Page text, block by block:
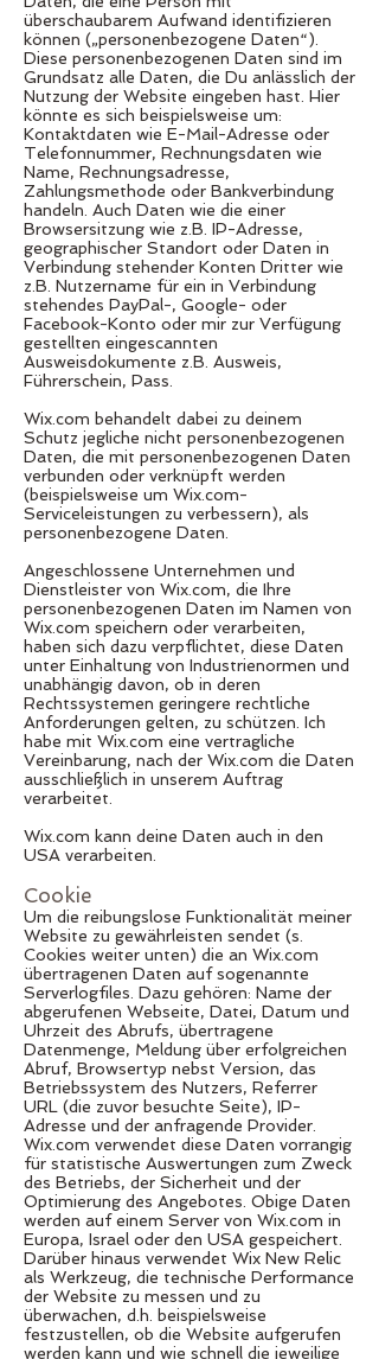
überschaubarem Aufwand identifizieren
können („personenbezogene Daten“).
Diese personenbezogenen Daten sind im
Grundsatz alle Daten, die Du anlässlich der
Nutzung der Website eingeben hast. Hier
könnte es sich beispielsweise um:
Kontaktdaten wie E-Mail-Adresse oder
Telefonnummer, Rechnungsdaten wie
Name, Rechnungsadresse,
Zahlungsmethode oder Bankverbindung
handeln. Auch Daten wie die einer
Browsersitzung wie z.B. IP-Adresse,
geographischer Standort oder Daten in
Verbindung stehender Konten Dritter wie
z.B. Nutzername für ein in Verbindung
stehendes PayPal-, Google- oder
Facebook-Konto oder mir zur Verfügung
gestellten eingescannten
Ausweisdokumente z.B. Ausweis,
Führerschein, Pass.
Wix.com behandelt dabei zu deinem
Schutz jegliche nicht personenbezogenen
Daten, die mit personenbezogenen Daten
verbunden oder verknüpft werden
(beispielsweise um Wix.com-
Serviceleistungen zu verbessern), als
personenbezogene Daten.
Angeschlossene Unternehmen und
Dienstleister von Wix.com, die Ihre
personenbezogenen Daten im Namen von
Wix.com speichern oder verarbeiten,
haben sich dazu verpflichtet, diese Daten
unter Einhaltung von Industrienormen und
unabhängig davon, ob in deren
Rechtssystemen geringere rechtliche
Anforderungen gelten, zu schützen. Ich
habe mit Wix.com eine vertragliche
Vereinbarung, nach der Wix.com die Daten
ausschließlich in unserem Auftrag
verarbeitet.
Wix.com kann deine Daten auch in den
USA verarbeiten.
Cookie
Um die reibungslose Funktionalität meiner
Website zu gewährleisten sendet (s.
Cookies weiter unten) die an Wix.com
übertragenen Daten auf sogenannte
Serverlogfiles. Dazu gehören: Name der
abgerufenen Webseite, Datei, Datum und
Uhrzeit des Abrufs, übertragene
Datenmenge, Meldung über erfolgreichen
Abruf, Browsertyp nebst Version, das
Betriebssystem des Nutzers, Referrer
URL (die zuvor besuchte Seite), IP-
Adresse und der anfragende Provider.
Wix.com verwendet diese Daten vorrangig
für statistische Auswertungen zum Zweck
des Betriebs, der Sicherheit und der
Optimierung des Angebotes. Obige Daten
werden auf einem Server von Wix.com in
Europa, Israel oder den USA gespeichert.
Darüber hinaus verwendet Wix New Relic
als Werkzeug, die technische Performance
der Website zu messen und zu
überwachen, d.h. beispielsweise
festzustellen, ob die Website aufgerufen
werden kann und wie schnell die jeweilige